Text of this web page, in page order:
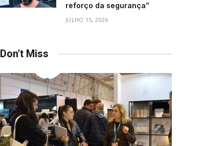
reforço da segurança”
JULHO 15, 2026
Don't Miss